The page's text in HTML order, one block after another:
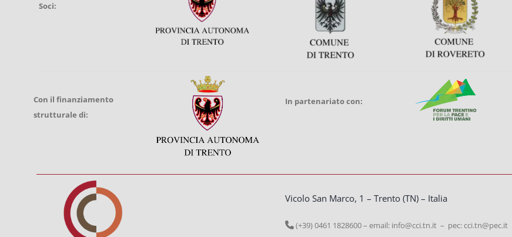
Soci:
Con il finanziamento
strutturale di:
In partenariato con:
Vicolo San Marco, 1 – Trento (TN) – Italia
(+39) 0461 1828600 – email: info@cci.tn.it – pec: cci.tn@pec.it